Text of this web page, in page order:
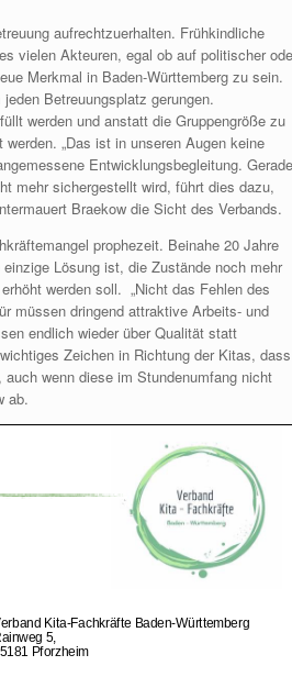
aufrechtzuerhalten. Frühkindliche
vielen Akteuren, egal ob auf politischer
Merkmal in Baden-Württemberg zu sein.
Betreuungsplatz gerungen.
werden und anstatt die Gruppengröße zu
„Das ist in unseren Augen keine
Entwicklungsbegleitung. Gerade
mehr sichergestellt wird, führt dies dazu,
Braekow die Sicht des Verbands.
prophezeit. Beinahe 20 Jahre
Lösung ist, die Zustände noch mehr
werden soll. „Nicht das Fehlen des
müssen dringend attraktive Arbeits- und
endlich wieder über Qualität statt
Zeichen in Richtung der Kitas, dass
wenn diese im Stundenumfang nicht
ab.